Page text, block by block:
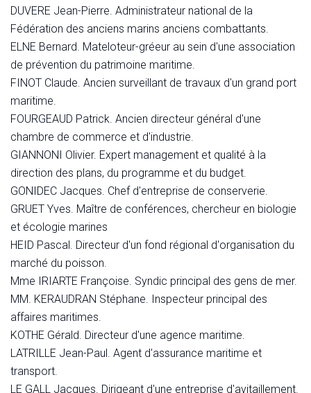
DUVERE Jean-Pierre. Administrateur national de la
Fédération des anciens marins anciens combattants.
ELNE Bernard. Mateloteur-gréeur au sein d'une association
de prévention du patrimoine maritime.
FINOT Claude. Ancien surveillant de travaux d'un grand port
maritime.
FOURGEAUD Patrick. Ancien directeur général d'une
chambre de commerce et d'industrie.
GIANNONI Olivier. Expert management et qualité à la
direction des plans, du programme et du budget.
GONIDEC Jacques. Chef d'entreprise de conserverie.
GRUET Yves. Maître de conférences, chercheur en biologie
et écologie marines
HEID Pascal. Directeur d'un fond régional d'organisation du
marché du poisson.
Mme IRIARTE Françoise. Syndic principal des gens de mer.
MM. KERAUDRAN Stéphane. Inspecteur principal des
affaires maritimes.
KOTHE Gérald. Directeur d'une agence maritime.
LATRILLE Jean-Paul. Agent d'assurance maritime et
transport.
LE GALL Jacques. Dirigeant d'une entreprise d'avitaillement.